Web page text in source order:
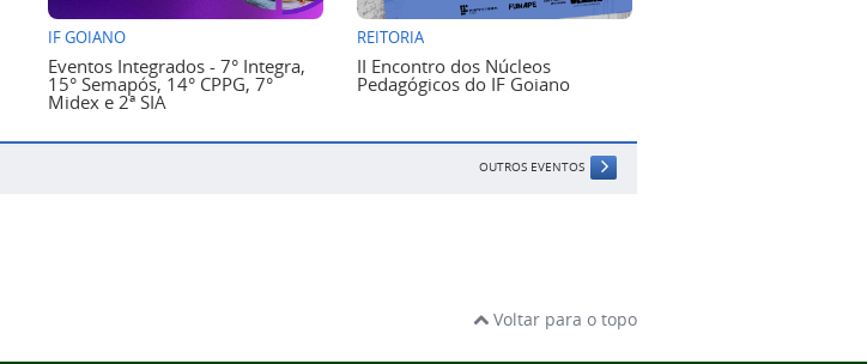
IF GOIANO
Eventos Integrados - 7° Integra,
15° Semapós, 14° CPPG, 7°
Midex e 2ª SIA
REITORIA
II Encontro dos Núcleos
Pedagógicos do IF Goiano
OUTROS EVENTOS
Voltar para o topo